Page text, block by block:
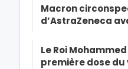
Macron
d’AstraZeneca
Le Roi
première dose